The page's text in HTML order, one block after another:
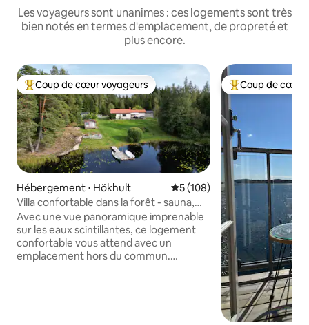
Les voyageurs sont unanimes : ces logements sont très
bien notés en termes d'emplacement, de propreté et
plus encore.
Coups de cœur voyageurs les plus appréciés
Coup de cœur voyageurs
Hébergement ⋅ Hökhult Évaluation moyenne sur la
5 (108)
Villa confortable dans la forêt - sauna,
bain à remous et ponton privé
Avec une vue panoramique imprenable
sur les eaux scintillantes, ce logement
confortable vous attend avec un
emplacement hors du commun.
Coups de cœur
Coup de cœur